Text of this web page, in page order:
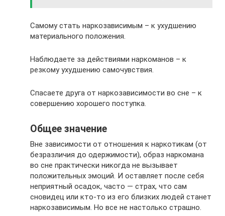
Самому стать наркозависимым – к ухудшению
материального положения.
Наблюдаете за действиями наркоманов – к
резкому ухудшению самочувствия.
Спасаете друга от наркозависимости во сне – к
совершению хорошего поступка.
Общее значение
Вне зависимости от отношения к наркотикам (от
безразличия до одержимости), образ наркомана
во сне практически никогда не вызывает
положительных эмоций. И оставляет после себя
неприятный осадок, часто — страх, что сам
сновидец или кто-то из его близких людей станет
наркозависимым. Но все не настолько страшно.